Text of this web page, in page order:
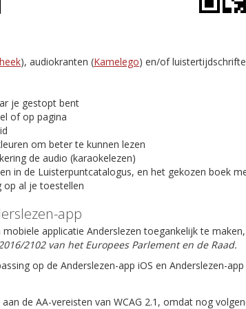
), audiokranten (Kamelego) en/of
je gestopt bent
of op pagina
om beter te kunnen lezen
de audio (karaokelezen)
in de Luisterpuntcatalogus, en het gekozen boek
op al je toestellen
app
applicatie Anderslezen toegankelijk te
2102 van het Europees Parlement en de Raad.
op de Anderslezen-app iOS en Anderslezen-app
de AA-vereisten van WCAG 2.1, omdat nog